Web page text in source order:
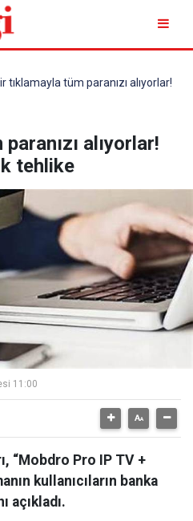
tıklamayla tüm paranızı alıyorlar!
alıyorlar!
tehlike
11:00
“Mobdro Pro IP TV +
kullanıcıların banka
açıkladı.